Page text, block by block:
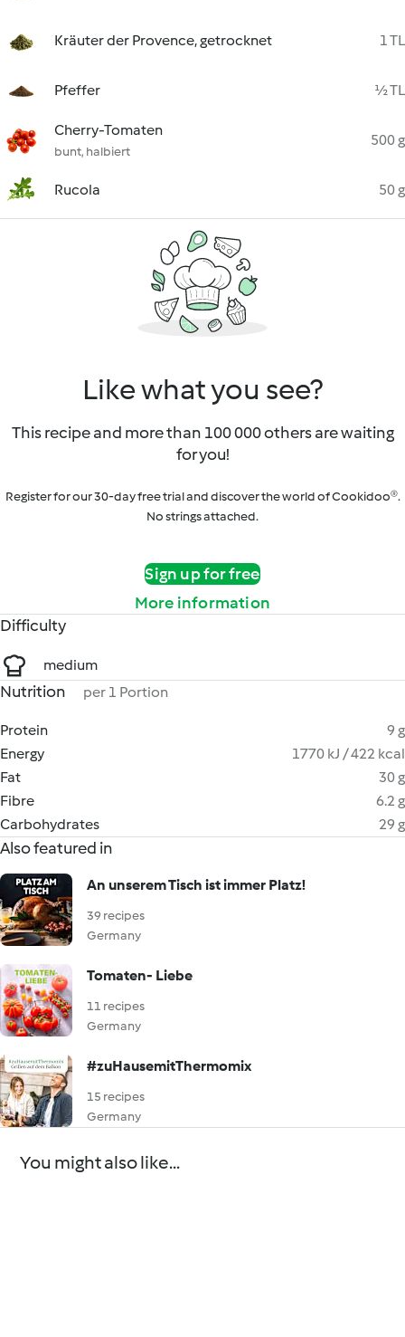
Kräuter der Provence, getrocknet 1 TL
Pfeffer ½ TL
Cherry-Tomaten
bunt, halbiert
500 g
Rucola 50 g
Like what you see?
This recipe and more than 100 000 others are waiting
for you!
Register for our 30-day free trial and discover the world of Cookidoo®.
No strings attached.
Sign up for free
More information
Difficulty
medium
Nutrition per 1 Portion
Protein
9 g
Energy
1770 kJ / 422 kcal
Fat
30 g
Fibre
6.2 g
Carbohydrates
29 g
Also featured in
An unserem Tisch ist immer Platz!
39 recipes
Germany
Tomaten- Liebe
11 recipes
Germany
#zuHausemitThermomix
15 recipes
Germany
You might also like...